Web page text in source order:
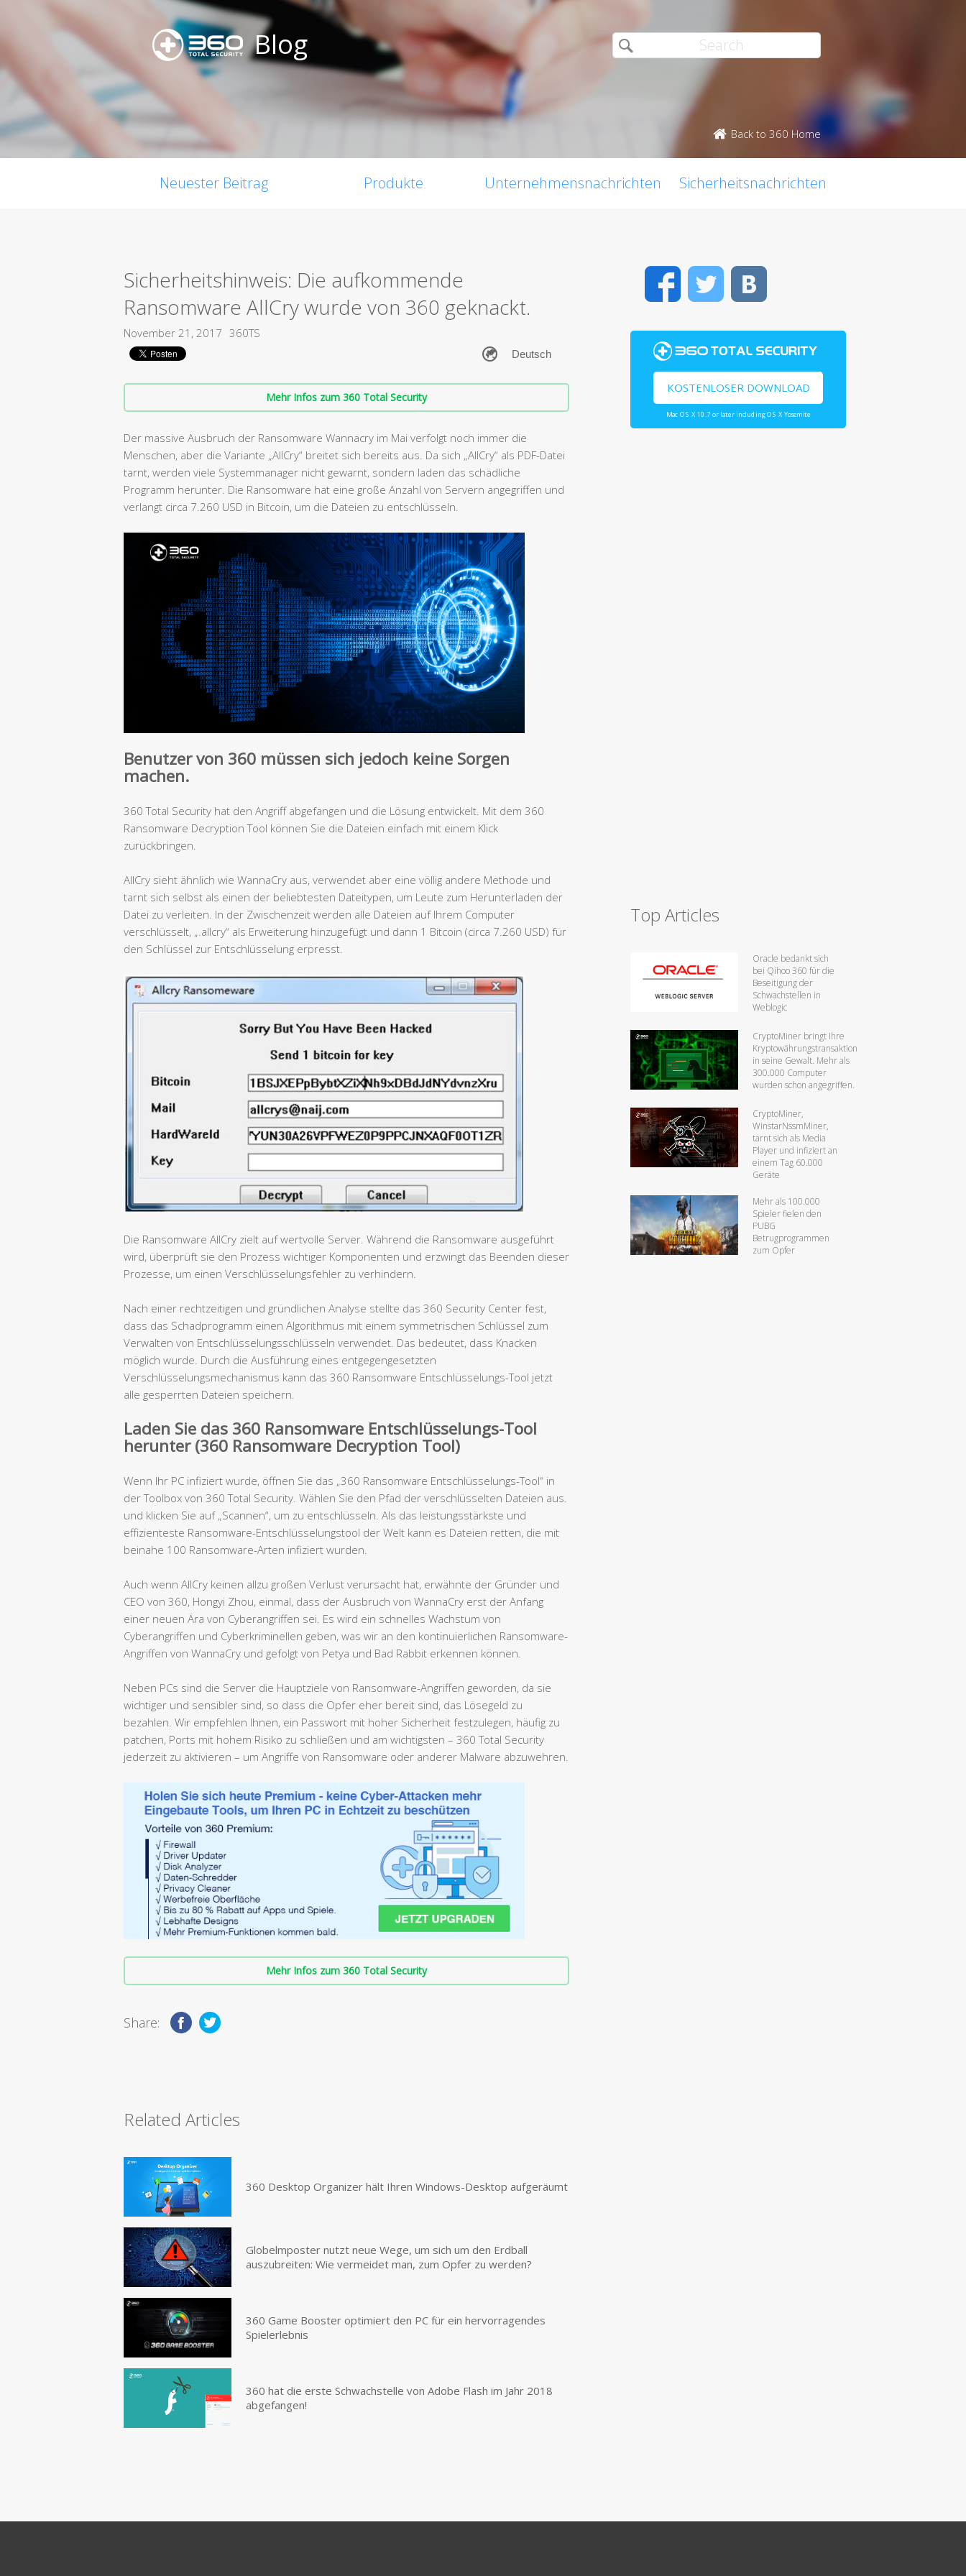
Blog
Back to 360 Home
Neuester Beitrag Produkte Unternehmensnachrichten Sicherheitsnachrichten
Sicherheitshinweis: Die aufkommende
Ransomware AllCry wurde von 360 geknackt.
November 21, 2017 360TS
Mehr Infos zum 360 Total Security
Der massive Ausbruch der Ransomware Wannacry im Mai verfolgt noch immer die
Menschen, aber die Variante „AllCry“ breitet sich bereits aus. Da sich „AllCry“ als PDF-Datei
tarnt, werden viele Systemmanager nicht gewarnt, sondern laden das schädliche
Programm herunter. Die Ransomware hat eine große Anzahl von Servern angegriffen und
verlangt circa 7.260 USD in Bitcoin, um die Dateien zu entschlüsseln.
Benutzer von 360 müssen sich jedoch keine Sorgen
machen.
360 Total Security hat den Angriff abgefangen und die Lösung entwickelt. Mit dem 360
Ransomware Decryption Tool können Sie die Dateien einfach mit einem Klick
zurückbringen.
AllCry sieht ähnlich wie WannaCry aus, verwendet aber eine völlig andere Methode und
tarnt sich selbst als einen der beliebtesten Dateitypen, um Leute zum Herunterladen der
Datei zu verleiten. In der Zwischenzeit werden alle Dateien auf Ihrem Computer
verschlüsselt, „.allcry“ als Erweiterung hinzugefügt und dann 1 Bitcoin (circa 7.260 USD) für
den Schlüssel zur Entschlüsselung erpresst.
Die Ransomware AllCry zielt auf wertvolle Server. Während die Ransomware ausgeführt
wird, überprüft sie den Prozess wichtiger Komponenten und erzwingt das Beenden dieser
Prozesse, um einen Verschlüsselungsfehler zu verhindern.
Nach einer rechtzeitigen und gründlichen Analyse stellte das 360 Security Center fest,
dass das Schadprogramm einen Algorithmus mit einem symmetrischen Schlüssel zum
Verwalten von Entschlüsselungsschlüsseln verwendet. Das bedeutet, dass Knacken
möglich wurde. Durch die Ausführung eines entgegengesetzten
Verschlüsselungsmechanismus kann das 360 Ransomware Entschlüsselungs-Tool jetzt
alle gesperrten Dateien speichern.
Laden Sie das 360 Ransomware Entschlüsselungs-Tool
herunter (360 Ransomware Decryption Tool)
Wenn Ihr PC infiziert wurde, öffnen Sie das „360 Ransomware Entschlüsselungs-Tool“ in
der Toolbox von 360 Total Security. Wählen Sie den Pfad der verschlüsselten Dateien aus.
und klicken Sie auf „Scannen“, um zu entschlüsseln. Als das leistungsstärkste und
effizienteste Ransomware-Entschlüsselungstool der Welt kann es Dateien retten, die mit
beinahe 100 Ransomware-Arten infiziert wurden.
Auch wenn AllCry keinen allzu großen Verlust verursacht hat, erwähnte der Gründer und
CEO von 360, Hongyi Zhou, einmal, dass der Ausbruch von WannaCry erst der Anfang
einer neuen Ära von Cyberangriffen sei. Es wird ein schnelles Wachstum von
Cyberangriffen und Cyberkriminellen geben, was wir an den kontinuierlichen Ransomware-
Angriffen von WannaCry und gefolgt von Petya und Bad Rabbit erkennen können.
Neben PCs sind die Server die Hauptziele von Ransomware-Angriffen geworden, da sie
wichtiger und sensibler sind, so dass die Opfer eher bereit sind, das Lösegeld zu
bezahlen. Wir empfehlen Ihnen, ein Passwort mit hoher Sicherheit festzulegen, häufig zu
patchen, Ports mit hohem Risiko zu schließen und am wichtigsten – 360 Total Security
jederzeit zu aktivieren – um Angriffe von Ransomware oder anderer Malware abzuwehren.
Mehr Infos zum 360 Total Security
Share:
Related Articles
360 Desktop Organizer hält Ihren Windows-Desktop aufgeräumt
Globelmposter nutzt neue Wege, um sich um den Erdball
auszubreiten: Wie vermeidet man, zum Opfer zu werden?
360 Game Booster optimiert den PC für ein hervorragendes
Spielerlebnis
360 hat die erste Schwachstelle von Adobe Flash im Jahr 2018
abgefangen!
FacebookTwitter
KOSTENLOSER DOWNLOAD
Mac OS X 10.7 or later including OS X Yosemite
Top Articles
Oracle bedankt sich
bei Qihoo 360 für die
Beseitigung der
Schwachstellen in
Weblogic
CryptoMiner bringt Ihre
Kryptowährungstransaktion
in seine Gewalt. Mehr als
300.000 Computer
wurden schon angegriffen.
CryptoMiner,
WinstarNssmMiner,
tarnt sich als Media
Player und infiziert an
einem Tag 60.000
Geräte
Mehr als 100.000
Spieler fielen den
PUBG
Betrugprogrammen
zum Opfer